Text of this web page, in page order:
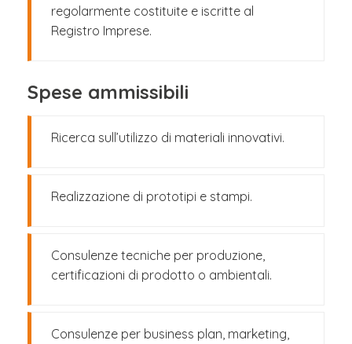
regolarmente costituite e iscritte al
Registro Imprese.
Spese ammissibili
Ricerca sull’utilizzo di materiali innovativi.
Realizzazione di prototipi e stampi.
Consulenze tecniche per produzione,
certificazioni di prodotto o ambientali.
Consulenze per business plan, marketing,